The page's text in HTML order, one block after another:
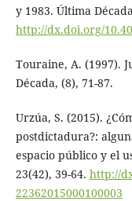
y 1983. Última
http://dx.doi.org/
Touraine, A. (1997).
Década, (8), 71-87.
Urzúa, S. (2015).
postdictadura?:
espacio público y el
23(42), 39-64. http://
22362015000100003